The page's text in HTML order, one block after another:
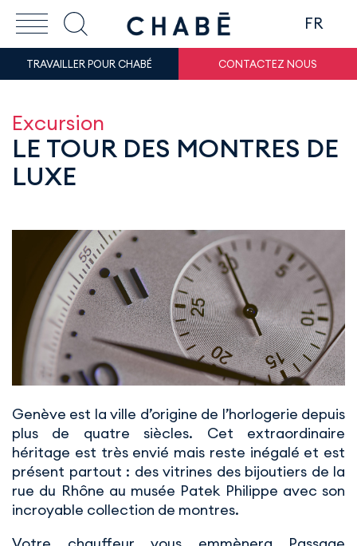
FR
TRAVAILLER POUR CHABÉ CONTACTEZ NOUS
Excursion
LE TOUR DES MONTRES DE
LUXE
Genève est la ville d’origine de l’horlogerie depuis
plus de quatre siècles. Cet extraordinaire
héritage est très envié mais reste inégalé et est
présent partout : des vitrines des bijoutiers de la
rue du Rhône au musée Patek Philippe avec son
incroyable collection de montres.